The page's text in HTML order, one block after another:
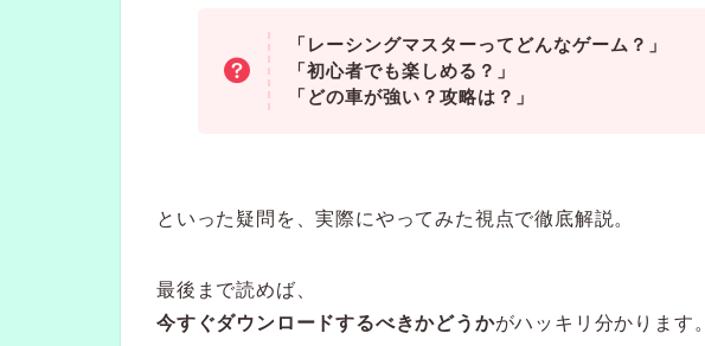
「レーシングマスターってどんなゲーム？」
「初心者でも楽しめる？」
「どの車が強い？攻略は？」
といった疑問を、実際にやってみた視点で徹底解説。
最後まで読めば、
今すぐダウンロードするべきかどうかがハッキリ分かります。